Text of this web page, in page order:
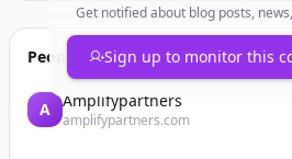
Get notified about blog posts,
Sign up to monitor this
People also viewed
A Amplifypartners
amplifypartners.com